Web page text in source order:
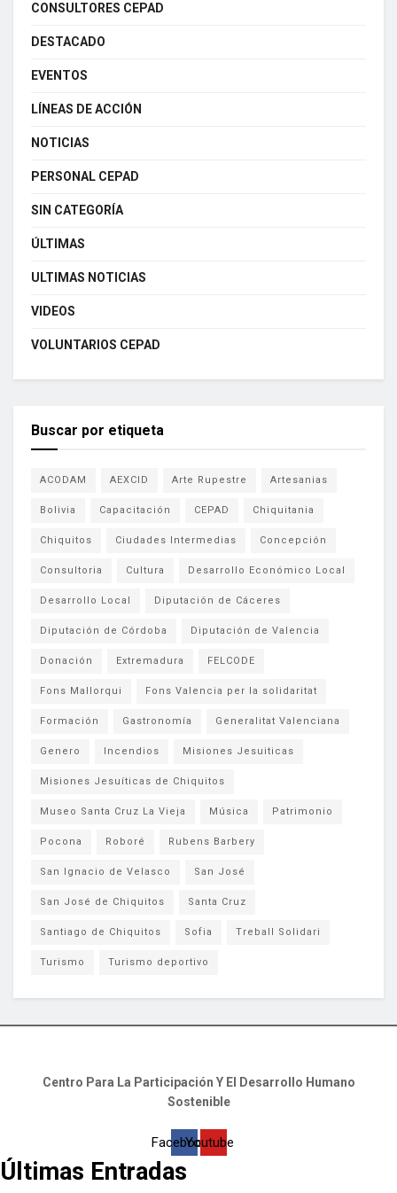
CONSULTORES CEPAD
DESTACADO
EVENTOS
LÍNEAS DE ACCIÓN
NOTICIAS
PERSONAL CEPAD
SIN CATEGORÍA
ÚLTIMAS
ULTIMAS NOTICIAS
VIDEOS
VOLUNTARIOS CEPAD
Buscar por etiqueta
ACODAM AEXCID Arte Rupestre Artesanias
Bolivia Capacitación CEPAD Chiquitania
Chiquitos Ciudades Intermedias Concepción
Consultoria Cultura Desarrollo Económico Local
Desarrollo Local Diputación de Cáceres
Diputación de Córdoba Diputación de Valencia
Donación Extremadura FELCODE
Fons Mallorqui Fons Valencia per la solidaritat
Formación Gastronomía Generalitat Valenciana
Genero Incendios Misiones Jesuiticas
Misiones Jesuíticas de Chiquitos
Museo Santa Cruz La Vieja Música Patrimonio
Pocona Roboré Rubens Barbery
San Ignacio de Velasco San José
San José de Chiquitos Santa Cruz
Santiago de Chiquitos Sofia Treball Solidari
Turismo Turismo deportivo
Centro Para La Participación Y El Desarrollo Humano
Sostenible
FacebookYoutube
Últimas Entradas